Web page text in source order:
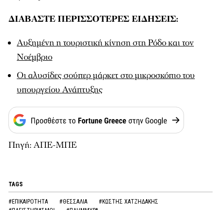
ΔΙΑΒΑΣΤΕ ΠΕΡΙΣΣΟΤΕΡΕΣ ΕΙΔΗΣΕΙΣ:
Αυξημένη η τουριστική κίνηση στη Ρόδο και τον
Νοέμβριο
Οι αλυσίδες σούπερ μάρκετ στο μικροσκόπιο του
υπουργείου Ανάπτυξης
Πηγή: ΑΠΕ-ΜΠΕ
TAGS
#ΕΠΙΚΑΙΡΟΤΗΤΑ #ΘΕΣΣΑΛΙΑ
#ΚΩΣΤΗΣ ΧΑΤΖΗΔΑΚΗΣ